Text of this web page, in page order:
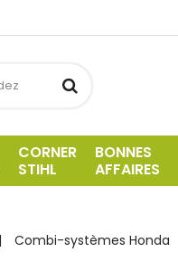
CORNER
STIHL
BONNES
AFFAIRES
Combi-systèmes Honda